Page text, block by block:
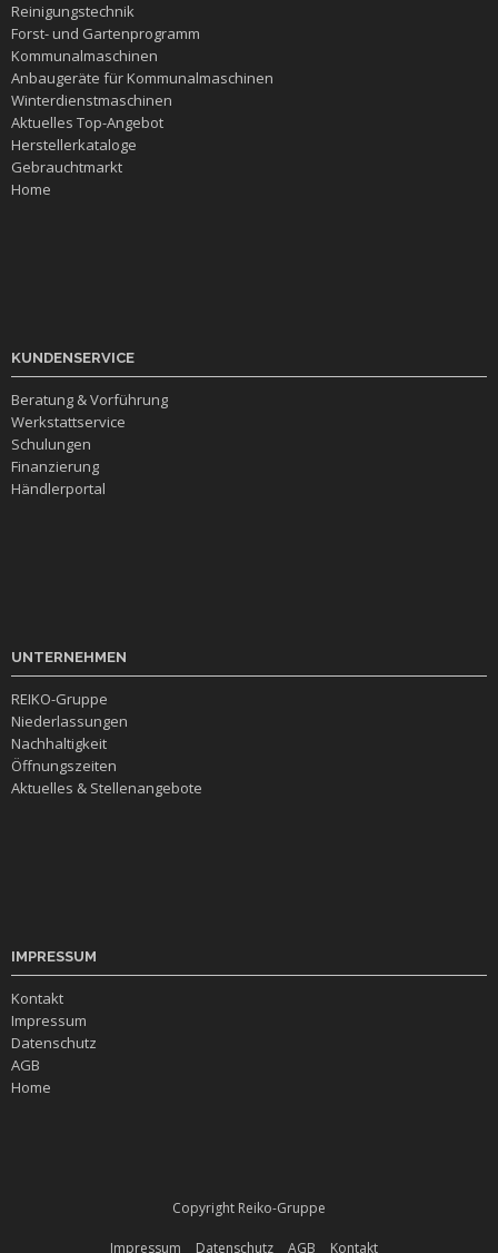
Reinigungstechnik
Forst- und Gartenprogramm
Kommunalmaschinen
Anbaugeräte für Kommunalmaschinen
Winterdienstmaschinen
Aktuelles Top-Angebot
Herstellerkataloge
Gebrauchtmarkt
Home
KUNDENSERVICE
Beratung & Vorführung
Werkstattservice
Schulungen
Finanzierung
Händlerportal
UNTERNEHMEN
REIKO-Gruppe
Niederlassungen
Nachhaltigkeit
Öffnungszeiten
Aktuelles & Stellenangebote
IMPRESSUM
Kontakt
Impressum
Datenschutz
AGB
Home
Copyright Reiko-Gruppe
Impressum Datenschutz AGB Kontakt